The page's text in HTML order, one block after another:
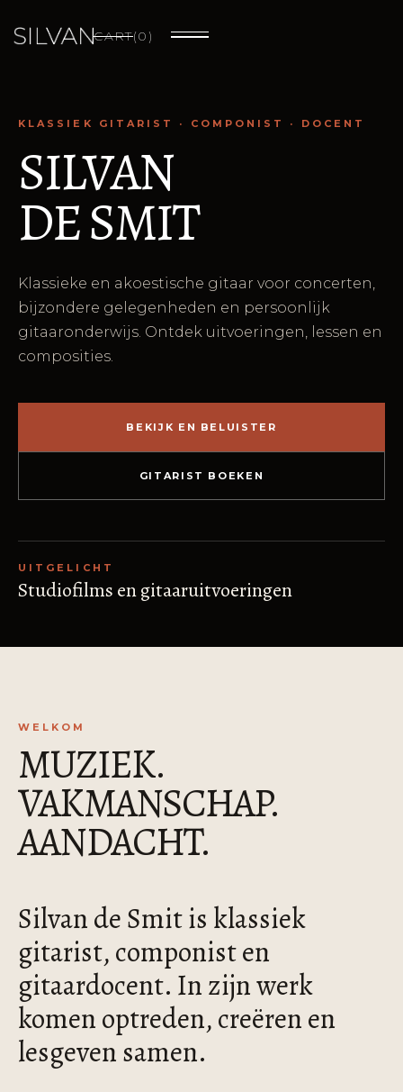
CART(0 )
KLASSIEK GITARIST · COMPONIST · DOCENT
SILVAN
DE SMIT
Klassieke en akoestische gitaar voor concerten,
bijzondere gelegenheden en persoonlijk
gitaaronderwijs. Ontdek uitvoeringen, lessen en
composities.
BEKIJK EN BELUISTER
GITARIST BOEKEN
UITGELICHT
Studiofilms en gitaaruitvoeringen
WELKOM
MUZIEK.
VAKMANSCHAP.
AANDACHT.
Silvan de Smit is klassiek
gitarist, componist en
gitaardocent. In zijn werk
komen optreden, creëren en
lesgeven samen.